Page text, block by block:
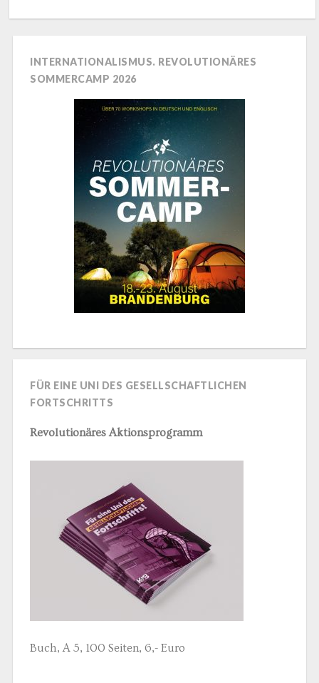
INTERNATIONALISMUS. REVOLUTIONÄRES
SOMMERCAMP 2026
FÜR EINE UNI DES GESELLSCHAFTLICHEN
FORTSCHRITTS
Revolutionäres Aktionsprogramm
Buch, A 5, 100 Seiten, 6,- Euro